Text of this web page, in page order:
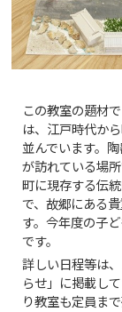
この教室の題材
は、江戸時代か
並んでいます。
が訪れている場
町に現存する伝
で、故郷にある
す。今年度の子
です。
詳しい日程等は
らせ」に掲載し
り教室も定員ま